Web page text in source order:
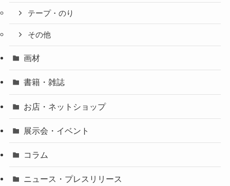
テープ・のり
その他
画材
書籍・雑誌
お店・ネットショップ
展示会・イベント
コラム
ニュース・プレスリリース